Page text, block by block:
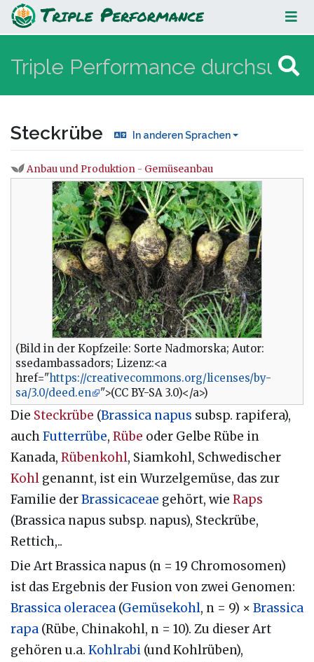
Steckrübe
Steckrübe In anderen Sprachen
Wechseln zu:Navigation,Suche
Anbau und Produktion - Gemüseanbau
(Bild in der Kopfzeile: Sorte Nadmorska; Autor:
ssedambassadors; Lizenz:<a
href="https://creativecommons.org/licenses/by-
sa/3.0/deed.en
">(CC BY-SA 3.0)</a>)
Die Steckrübe (Brassica napus subsp. rapifera),
auchFutterrübe, Rübe oder Gelbe Rübe in
Kanada, Rübenkohl, Siamkohl, Schwedischer
Kohl genannt, ist ein Wurzelgemüse, das zur
Familie derBrassicaceae gehört, wie Raps
(Brassica napus subsp. napus), Steckrübe,
Rettich,..
Die Art Brassica napus (n = 19 Chromosomen)
ist das Ergebnis der Fusion von zwei Genomen:
Brassica oleracea (Gemüsekohl, n = 9) × Brassica
rapa (Rübe, Chinakohl, n = 10). Zu dieser Art
gehören u.a. Kohlrabi (und Kohlrüben),